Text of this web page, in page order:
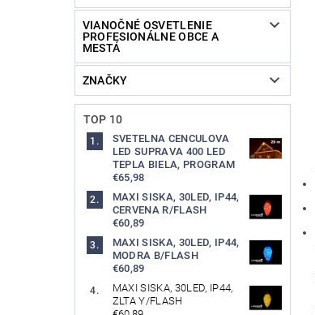
VIANOČNÉ OSVETLENIE
PROFESIONÁLNE OBCE A
MESTÁ
ZNAČKY
TOP 10
SVETELNA CENCULOVA
LED SUPRAVA 400 LED
TEPLA BIELA, PROGRAM
€65,98
MAXI SISKA, 30LED, IP44,
CERVENA R/FLASH
€60,89
MAXI SISKA, 30LED, IP44,
MODRA B/FLASH
€60,89
MAXI SISKA, 30LED, IP44,
ZLTA Y/FLASH